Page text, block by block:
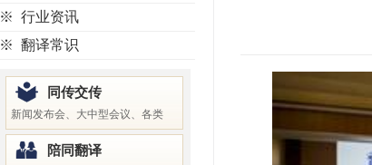
※ 行业资讯
※ 翻译常识
同传交传
新闻发布会、大中型会议、各类
陪同翻译